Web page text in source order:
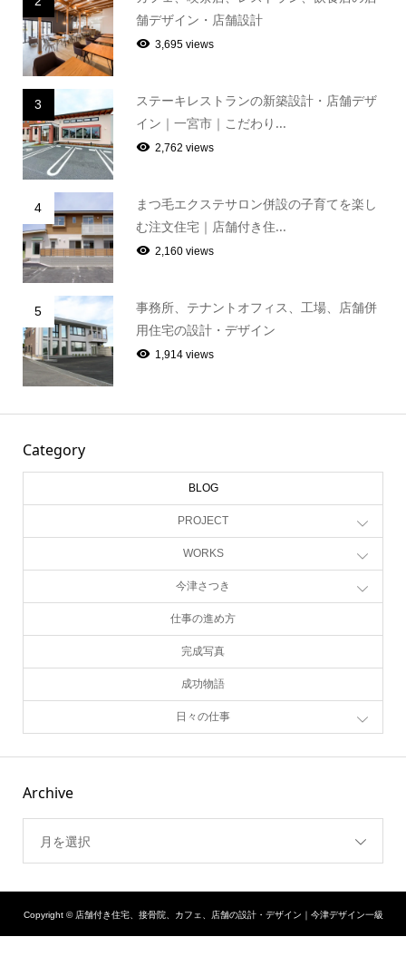
舗デザイン・店舗設計
3,695 views
3
ステーキレストランの新築設計・店舗デザ
イン｜一宮市｜こだわり...
2,762 views
4
まつ毛エクステサロン併設の子育てを楽し
む注文住宅｜店舗付き住...
2,160 views
5
事務所、テナントオフィス、工場、店舗併
用住宅の設計・デザイン
1,914 views
Category
BLOG
PROJECT
WORKS
今津さつき
仕事の進め方
完成写真
成功物語
日々の仕事
Archive
月を選択
Copyright ©店舗付き住宅、接骨院、カフェ、店舗の設計・デザイン｜今津デザイン一級